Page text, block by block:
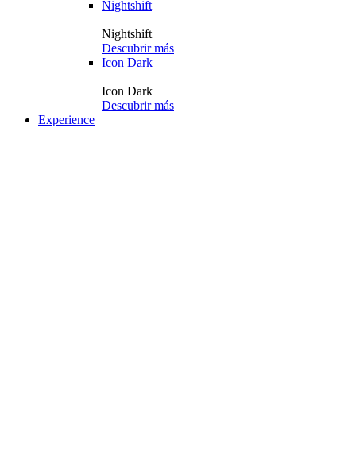
Nightshift
Nightshift
Descubrir más
Icon Dark
Icon Dark
Descubrir más
Experience